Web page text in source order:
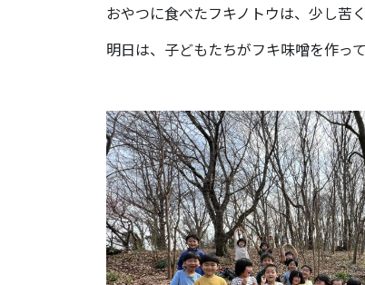
おやつに食べたフキノトウは、少し苦
明日は、子どもたちがフキ味噌を作っ